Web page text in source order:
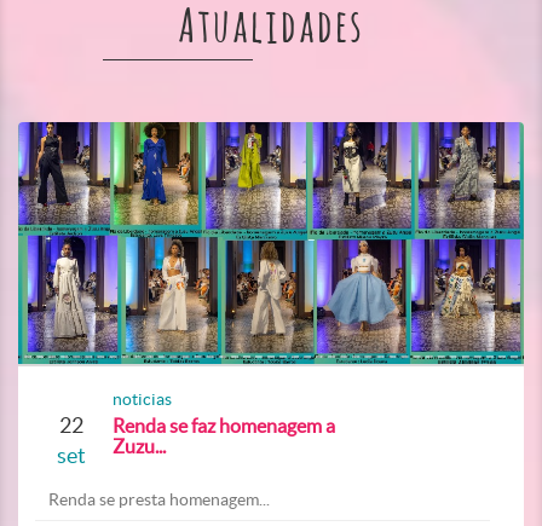
Atualidades
22
set
noticias
Renda se faz homenagem a
Zuzu...
Renda se presta homenagem...